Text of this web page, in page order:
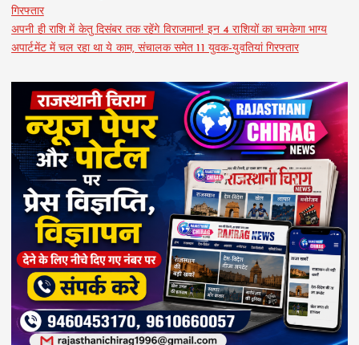
गिरफ्तार
अपनी ही राशि में केतु दिसंबर तक रहेंगे विराजमान! इन 4 राशियों का चमकेगा भाग्य
अपार्टमेंट में चल रहा था ये काम, संचालक समेत 11 युवक-युवतियां गिरफ्तार